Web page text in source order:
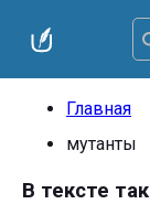
Главная
мутанты
В тексте